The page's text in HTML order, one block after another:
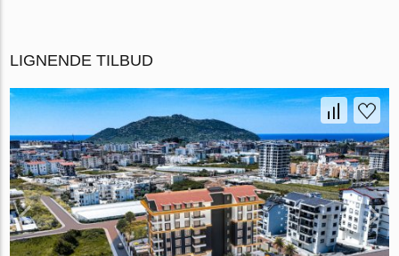
LIGNENDE TILBUD